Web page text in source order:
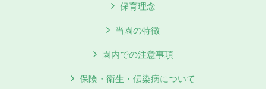
保育理念
当園の特徴
園内での注意事項
保険・衛生・伝染病について